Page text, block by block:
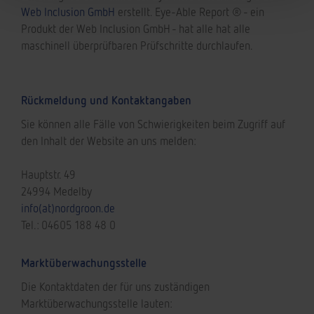
Web Inclusion GmbH erstellt. Eye-Able Report ® - ein
Produkt der Web Inclusion GmbH - hat alle hat alle
maschinell überprüfbaren Prüfschritte durchlaufen.
Rückmeldung und Kontaktangaben
Sie können alle Fälle von Schwierigkeiten beim Zugriff auf
den Inhalt der Website an uns melden:
Hauptstr. 49
24994 Medelby
info(at)nordgroon.de
Tel.: 04605 188 48 0
Marktüberwachungsstelle
Die Kontaktdaten der für uns zuständigen
Marktüberwachungsstelle lauten: